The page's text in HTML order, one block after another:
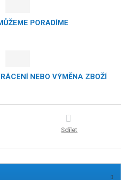
PORADÍME
NEBO VÝMĚNA ZBOŽÍ
Sdílet